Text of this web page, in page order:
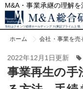
M&A・事業承継の理解を
当社はクオンツ総研ホールディングス(東証プライム上場、
ホーム 会社・事業を売
2022年12月1日更新
事業再生の